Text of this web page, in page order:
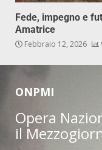
Fede, impegno e
Amatrice
Febbraio 12, 2026
ONPMI
Opera
il